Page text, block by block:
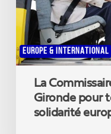
EUROPE & INTERNATIONAL
témoigner
de
solidarité
européenne
La
Gironde pour
solidarité